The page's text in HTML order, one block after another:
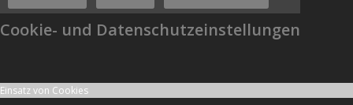
Cookie- und Datenschutzeinstellungen
Einsatz von Cookies